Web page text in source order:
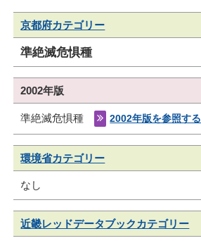
京都府カテゴリー
準絶滅危惧種
2002年版
準絶滅危惧種 2002年版を参照する
環境省カテゴリー
なし
近畿レッドデータブックカテゴリー